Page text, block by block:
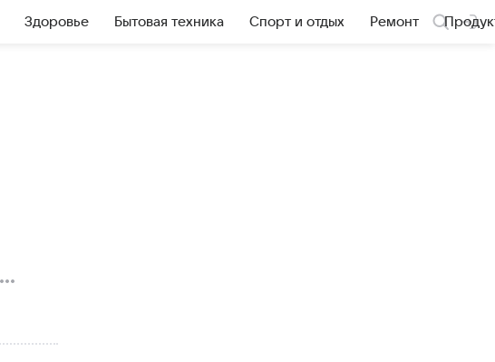
Здоровье Бытовая техника Спорт и отдых Ремонт